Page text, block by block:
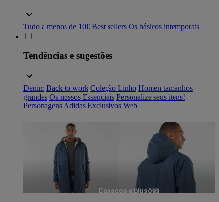
Tudo a menos de 10€ Best sellers Os básicos intemporais
Tendências e sugestões
Denim Back to work Coleção Linho Homen tamanhos
grandes Os nossos Essenciais Personalize seus itens!
Personagens Adidas Exclusivos Web
Casacos e blusões